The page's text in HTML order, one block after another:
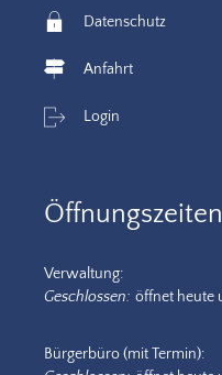
Datenschutz
Anfahrt
Login
Öffnungszeiten
Verwaltung:
Klicken, um weitere
Geschlossen: öffnet heute
Bürgerbüro (mit Termin):